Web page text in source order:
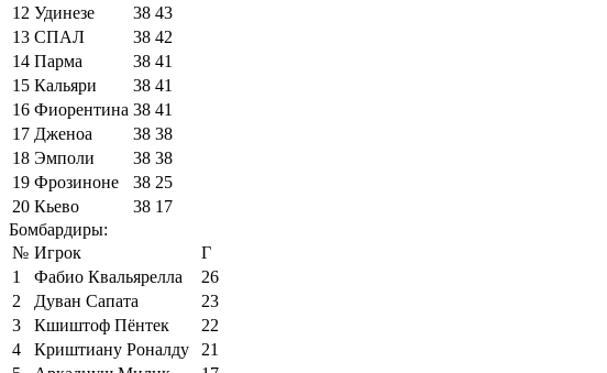
12 Удинезе 38 43
13 СПАЛ 38 42
14 Парма 38 41
15 Кальяри 38 41
16 Фиорентина 38 41
17 Дженоа 38 38
18 Эмполи 38 38
19 Фрозиноне 38 25
20 Кьево 38 17
Бомбардиры:
№ Игрок
Г
1
Фабио Квальярелла
26
2
Дуван Сапата
23
3
Кшиштоф Пёнтек
22
4
Криштиану Роналду
21